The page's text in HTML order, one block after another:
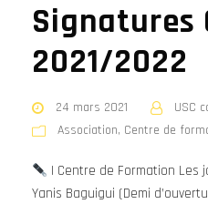
Signatures
2021/2022
24 mars 2021
USC
Association, Centre de
| Centre de Formation Les
Yanis Baguigui (Demi